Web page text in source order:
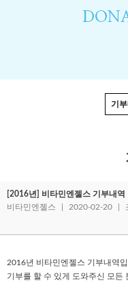
기부
[2016년] 비타민엔젤스 기부내역
비타민엔젤스
2020-02-20
2016년 비타민엔젤스 기부내역입
기부를 할 수 있게 도와주신 모든